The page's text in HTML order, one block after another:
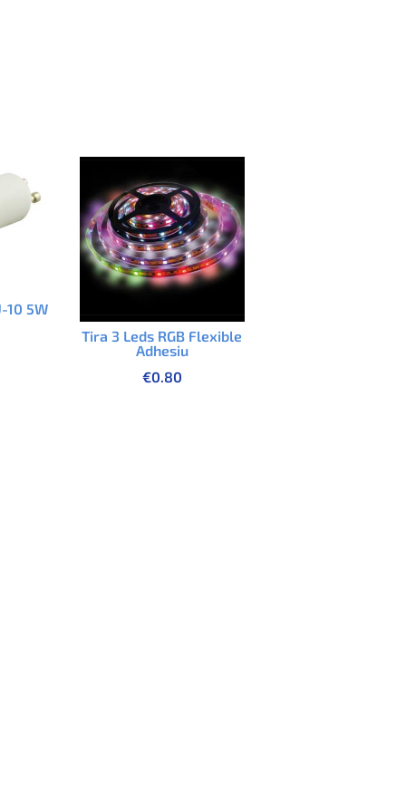
10 5W
Tira 3 Leds RGB Flexible
Adhesiu
€0.80